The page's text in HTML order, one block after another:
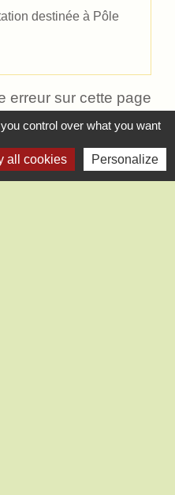
destinée à Pôle
erreur sur cette page
control over what you want
all cookies Personalize